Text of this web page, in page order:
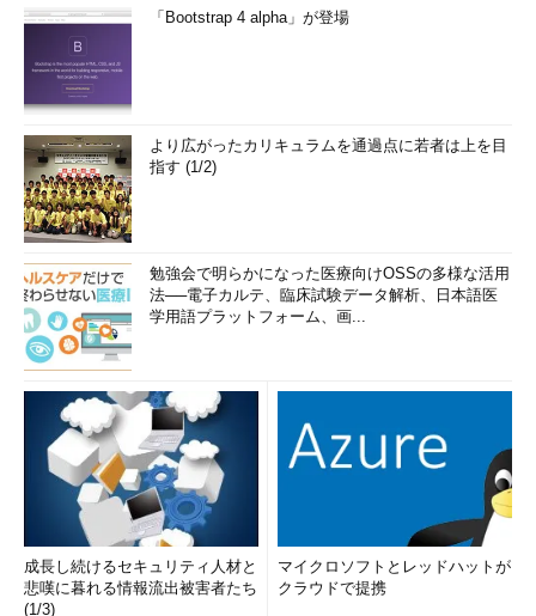
「Bootstrap 4 alpha」が登場
より広がったカリキュラムを通過点に若者は上を目
指す (1/2)
勉強会で明らかになった医療向けOSSの多様な活用
法──電子カルテ、臨床試験データ解析、日本語医
学用語プラットフォーム、画...
成長し続けるセキュリティ人材と
悲嘆に暮れる情報流出被害者たち
(1/3)
マイクロソフトとレッドハットが
クラウドで提携